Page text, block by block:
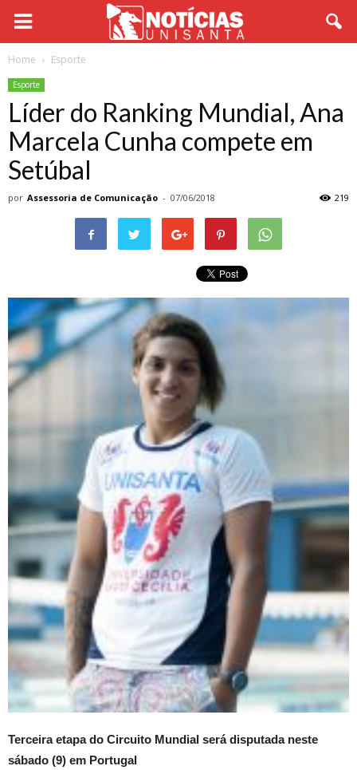
Home Esporte
Esporte
Líder do Ranking Mundial, Ana
Marcela Cunha compete em
Setúbal
por Assessoria de Comunicação - 07/06/2018 219
Terceira etapa do Circuito Mundial será disputada neste
sábado (9) em Portugal